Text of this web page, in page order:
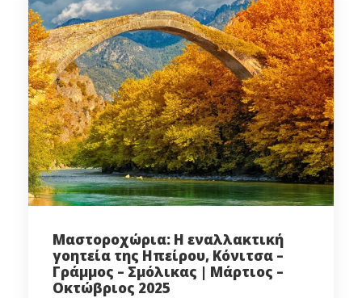
Μαστοροχώρια: Η εναλλακτική
γοητεία της Ηπείρου, Κόνιτσα –
Γράμμος – Σμόλικας | Μάρτιος –
Οκτώβριος 2025